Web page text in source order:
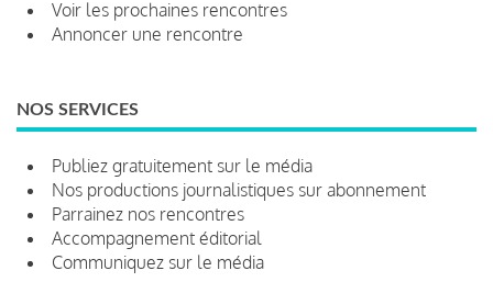
Voir les prochaines rencontres
Annoncer une rencontre
NOS SERVICES
Publiez gratuitement sur le média
Nos productions journalistiques sur abonnement
Parrainez nos rencontres
Accompagnement éditorial
Communiquez sur le média